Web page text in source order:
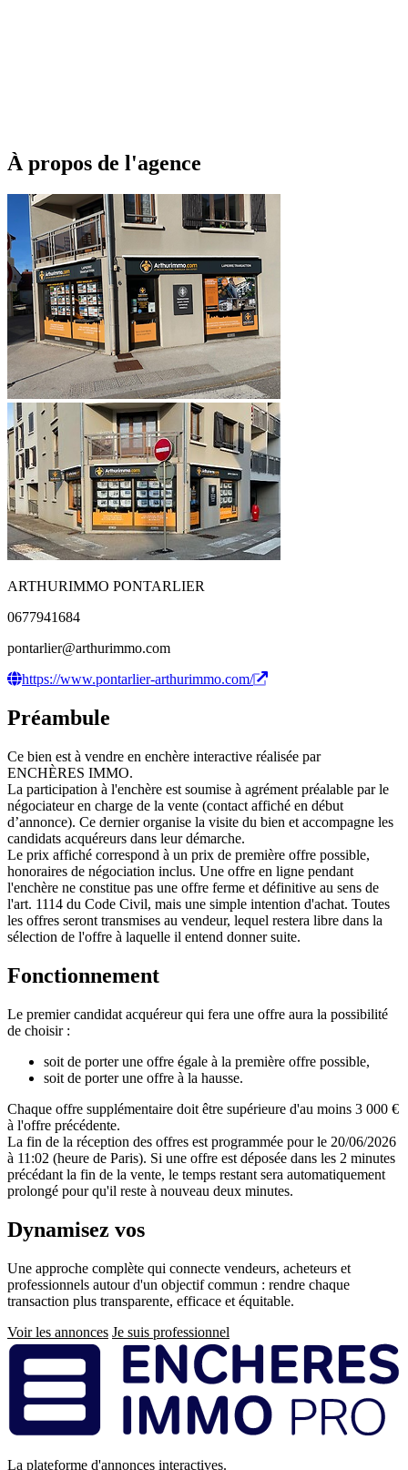
À propos de l'agence
ARTHURIMMO PONTARLIER
0677941684
pontarlier@arthurimmo.com
https://www.pontarlier-arthurimmo.com/
Préambule
Ce bien est à vendre en enchère interactive réalisée par
ENCHÈRES IMMO.
La participation à l'enchère est soumise à agrément préalable par le
négociateur en charge de la vente (contact affiché en début
d’annonce). Ce dernier organise la visite du bien et accompagne les
candidats acquéreurs dans leur démarche.
Le prix affiché correspond à un prix de première offre possible,
honoraires de négociation inclus. Une offre en ligne pendant
l'enchère ne constitue pas une offre ferme et définitive au sens de
l'art. 1114 du Code Civil, mais une simple intention d'achat. Toutes
les offres seront transmises au vendeur, lequel restera libre dans la
sélection de l'offre à laquelle il entend donner suite.
Fonctionnement
Le premier candidat acquéreur qui fera une offre aura la possibilité
de choisir :
soit de porter une offre égale à la première offre possible,
soit de porter une offre à la hausse.
Chaque offre supplémentaire doit être supérieure d'au moins 3 000 €
à l'offre précédente.
La fin de la réception des offres est programmée pour le 20/06/2026
à 11:02 (heure de Paris). Si une offre est déposée dans les 2 minutes
précédant la fin de la vente, le temps restant sera automatiquement
prolongé pour qu'il reste à nouveau deux minutes.
Dynamisez vos
Une approche complète qui connecte vendeurs, acheteurs et
professionnels autour d'un objectif commun : rendre chaque
transaction plus transparente, efficace et équitable.
Voir les annonces Je suis professionnel
Pied
de
page
La plateforme d'annonces interactives.